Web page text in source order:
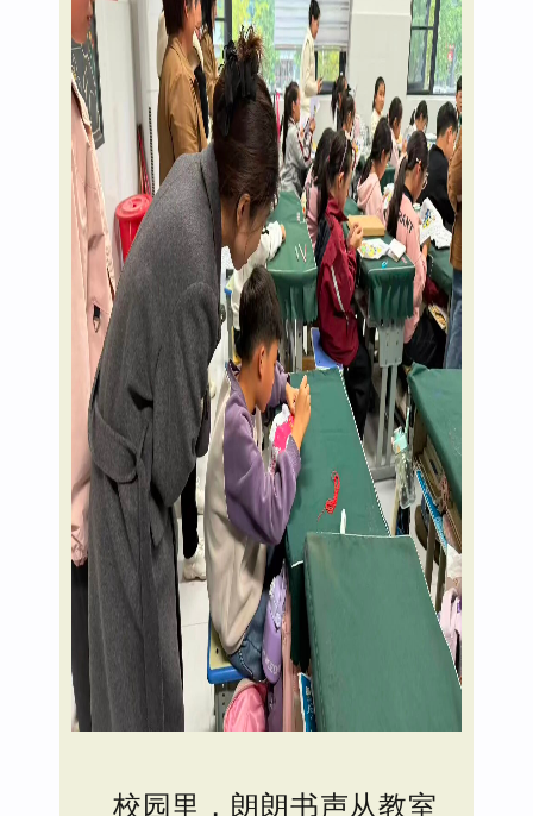
校园里，朗朗书声从教室